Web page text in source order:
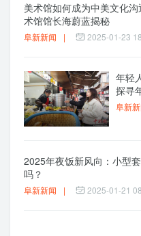
美术馆如何成为中美文化
术馆馆长海蔚蓝揭秘
阜新新闻 | 2025-01-23
年轻
探寻
阜新
2025年夜饭新风向：小型
吗？
阜新新闻 | 2025-01-21